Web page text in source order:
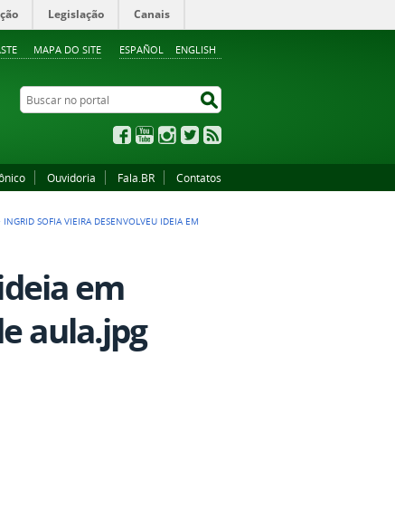
ESPAÑOL ENGLISH
MAPA DO SITE
Legislação Canais
Buscar no portal
FacebookYouTubeInstagram
Twitter
Ouvidoria Fala.BR Contatos
INGRID SOFIA VIEIRA DESENVOLVEU IDEIA EM
em
aula.jpg